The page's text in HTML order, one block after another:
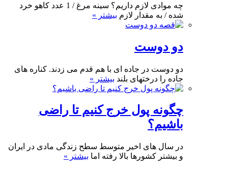
چه موادی لازم داریم؟ سینه مرغ / 1 عدد کاهو خرد
شده / به مقدار لازم بیشتر »
دو دوست
دو دوست در جاده ای با هم قدم می زدند. کناره های
جاده را درختهای بلند بیشتر »
چگونه پول خرج کنیم تا راضی
باشیم؟
در سال های اخیر متوسط سطح زندگی مادی در ایران
و بیشتر کشورها بالا رفته اما بیشتر »